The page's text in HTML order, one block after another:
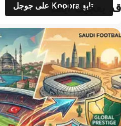
تابع Kooora على جوجل
قد يعجبك أيضاً